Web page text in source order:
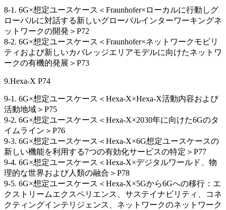
8-1. 6G×想定ユースケース＜Fraunhofer×ローカルに行動しグ
ローバルに対話する新しいグローバルインターワーキングネ
ットワークの開発＞P72
8-2. 6G×想定ユースケース＜Fraunhofer×ネットワークモビリ
ティおよび新しいカバレッジエリアモデルに向けたネットワ
ークの有機的発展＞P73
9.Hexa-X P74
9-1. 6G×想定ユースケース＜Hexa-X×Hexa-X活動内容および
活動地域＞P75
9-2. 6G×想定ユースケース＜Hexa-X×2030年に向けた6Gのタ
イムライン＞P76
9-3. 6G×想定ユースケース＜Hexa-X×6G想定ユースケースの
新しい機能を利用する7つの有効化サービスの特定＞P77
9-4. 6G×想定ユースケース＜Hexa-X×デジタルワールド、物
理的な世界および人類の融合＞P78
9-5. 6G×想定ユースケース＜Hexa-X×5Gから6Gへの移行：エ
クストリームエクスペリエンス、サステイナビリティ、コネ
クティングインテリジェンス、ネットワークのネットワーク